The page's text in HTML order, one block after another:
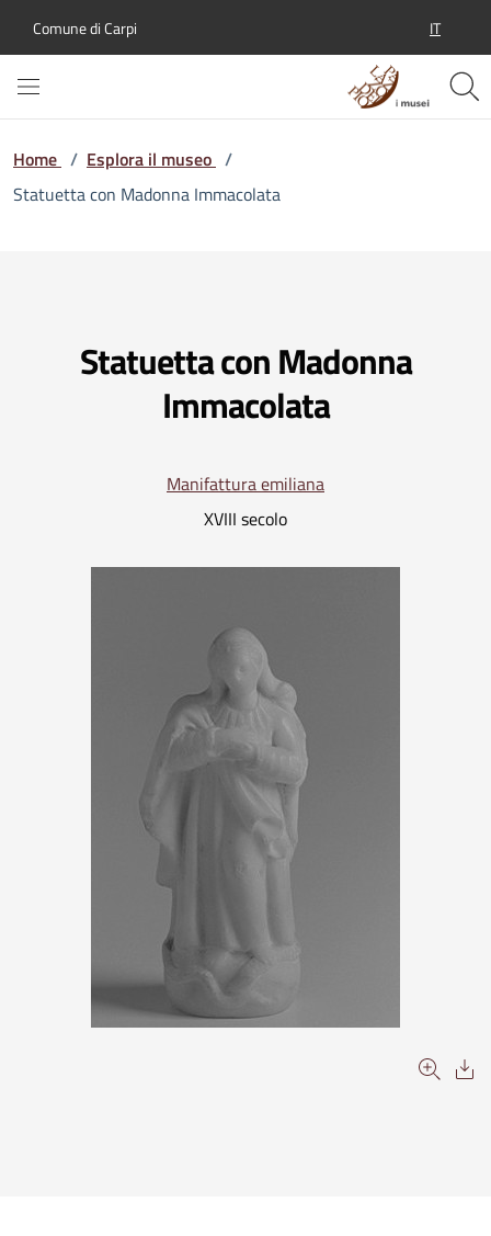
Comune di Carpi IT
Home / Esplora il museo /
Statuetta con Madonna Immacolata
Statuetta con Madonna
Immacolata
Manifattura emiliana
XVIII secolo